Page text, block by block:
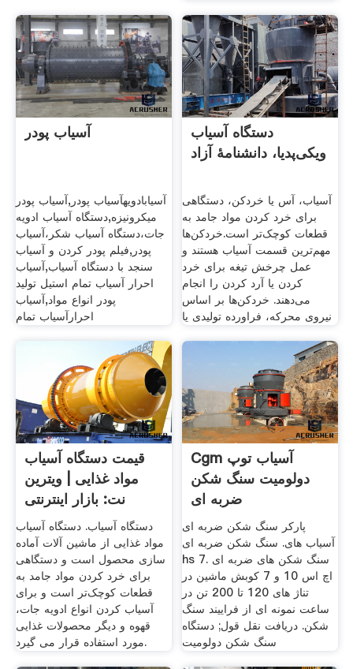
آسیاب پودر
آسیابادویهآسیاب پودر,آسیاب پودر
میکرونیزه,دستگاه آسیاب ادویه
جات،دستگاه آسیاب شکر،آسیاب
پودر,فیلم پودر کردن و آسیاب
سنجد با دستگاه آسیاب,آسیاب
احرار آسیاب تمام استیل تولید
پودر انواع مواد,آسیاب
احرارآسیاب تمام
دستگاه آسیاب
ویکی‌پدیا، دانشنامهٔ آزاد
آسیاب، آس یا خردکن، دستگاهی
برای خرد کردن مواد جامد به
قطعات کوچک‌تر است.خردکن‌ها
مهم‌ترین قسمت آسیاب هستند و
عمل چرخش تیغه برای خرد
کردن یا آرد کردن را انجام
می‌دهند. خردکن‌ها بر اساس
نیروی محرکه، فراورده تولیدی یا
قیمت دستگاه آسیاب
مواد غذایی | ویترین
نت: بازار اینترنتی
دستگاه آسیاب. دستگاه آسیاب
مواد غذایی از ماشین آلات آماده
سازی محصول است و دستگاهی
برای خرد کردن مواد جامد به
قطعات کوچک‌تر است و برای
آسیاب کردن انواع ادویه جات،
قهوه و دیگر محصولات غذایی
مورد استفاده قرار می گیرد.
Cgm آسیاب توپ
دولومیت سنگ شکن
ضربه ای
پارکر سنگ شکن ضربه ای
آسیاب های. سنگ شکن ضربه ای
hs 7. سنگ شکن های ضربه ای
اچ اس 10 و 7 کوبش ماشین در
تناژ های 120 تا 200 تن در
ساعت نمونه ای از فراییند سنگ
شکن. دریافت نقل قول; دستگاه
سنگ شکن دولومیت